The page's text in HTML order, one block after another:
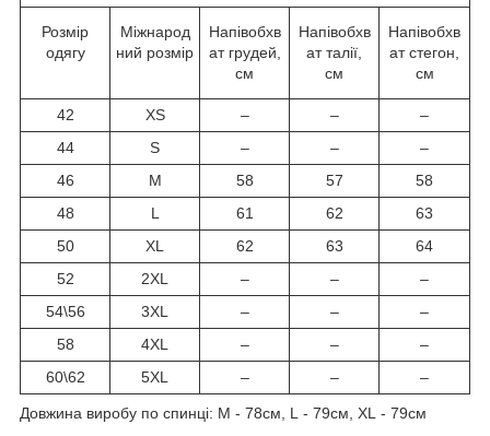
Розмір
одягу
Міжнарод
ний розмір
Напівобхв
ат грудей,
см
Напівобхв
ат талії,
см
Напівобхв
ат стегон,
см
42 XS – –
–
44
S – –
–
46
M 58 57
58
48
L 61 62
63
50
XL 62 63
64
52
2XL – –
–
54\56
3XL – –
–
58
4XL – –
–
60\62
5XL – – –
Довжина виробу по спинці: M - 78см, L - 79см, XL - 79см